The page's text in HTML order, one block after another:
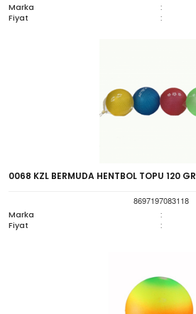
Marka
:
Fiyat :
0068 KZL BERMUDA HENTBOL TOPU 120 GR
8697197083118
Marka
:
Fiyat :